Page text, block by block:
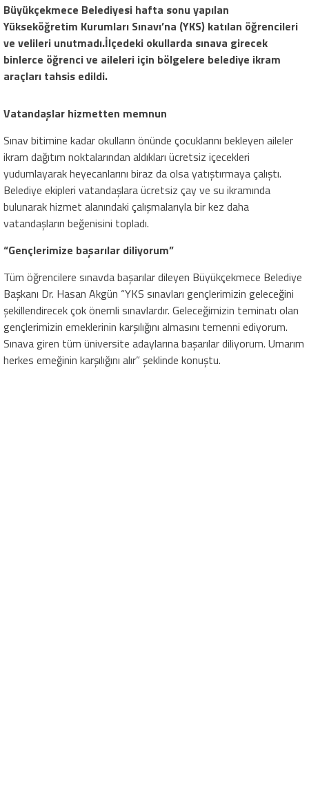
Büyükçekmece Belediyesi hafta sonu yapılan
Yükseköğretim Kurumları Sınavı’na (YKS) katılan öğrencileri
ve velileri unutmadı.İlçedeki okullarda sınava girecek
binlerce öğrenci ve aileleri için bölgelere belediye ikram
araçları tahsis edildi.
Vatandaşlar hizmetten memnun
Sınav bitimine kadar okulların önünde çocuklarını bekleyen aileler
ikram dağıtım noktalarından aldıkları ücretsiz içecekleri
yudumlayarak heyecanlarını biraz da olsa yatıştırmaya çalıştı.
Belediye ekipleri vatandaşlara ücretsiz çay ve su ikramında
bulunarak hizmet alanındaki çalışmalarıyla bir kez daha
vatandaşların beğenisini topladı.
“Gençlerimize başarılar diliyorum”
Tüm öğrencilere sınavda başarılar dileyen Büyükçekmece Belediye
Başkanı Dr. Hasan Akgün “YKS sınavları gençlerimizin geleceğini
şekillendirecek çok önemli sınavlardır. Geleceğimizin teminatı olan
gençlerimizin emeklerinin karşılığını almasını temenni ediyorum.
Sınava giren tüm üniversite adaylarına başarılar diliyorum. Umarım
herkes emeğinin karşılığını alır” şeklinde konuştu.